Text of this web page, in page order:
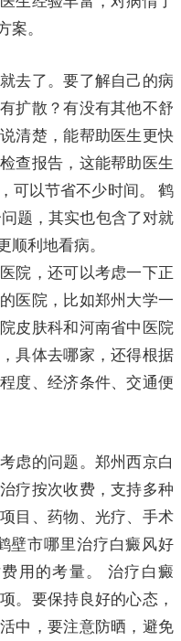
案。
去了。要了解自己的病
扩散？有没有其他不舒
清楚，能帮助医生更快
查报告，这能帮助医生
可以节省不少时间。 鹤
题，其实也包含了对就
顺利地看病。
院，还可以考虑一下正
医院，比如郑州大学一
皮肤科和河南省中医院
具体去哪家，还得根据
度、经济条件、交通便
虑的问题。郑州西京白
疗按次收费，支持多种
目、药物、光疗、手术
壁市哪里治疗白癜风好
用的考量。 治疗白癜
。要保持良好的心态，
中，要注意防晒，避免